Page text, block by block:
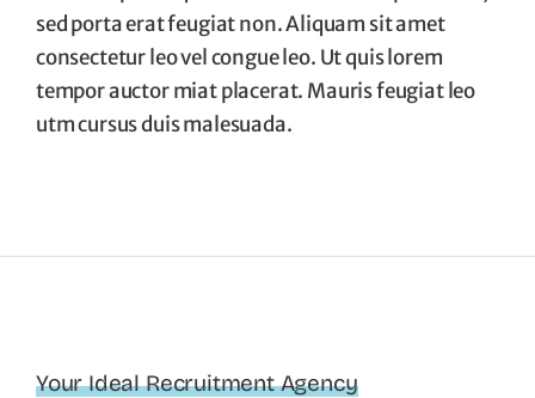
sed porta erat feugiat non. Aliquam sit amet
consectetur leo vel congue leo. Ut quis lorem
tempor auctor miat placerat. Mauris feugiat leo
utm cursus duis malesuada.
Your Ideal Recruitment Agency